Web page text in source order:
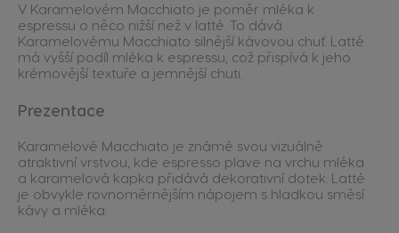
V Karamelovém Macchiato je poměr mléka k
espressu o něco nižší než v latté. To dává
Karamelovému Macchiato silnější kávovou chuť. Latté
má vyšší podíl mléka k espressu, což přispívá k jeho
krémovější textuře a jemnější chuti.
Prezentace
Karamelové Macchiato je známé svou vizuálně
atraktivní vrstvou, kde espresso plave na vrchu mléka
a karamelová kapka přidává dekorativní dotek. Latté
je obvykle rovnoměrnějším nápojem s hladkou směsí
kávy a mléka.